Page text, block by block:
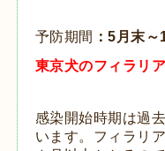
予防期間 ：5月末
東京犬のフィラリ
感染開始時期は過
います。フィラリ